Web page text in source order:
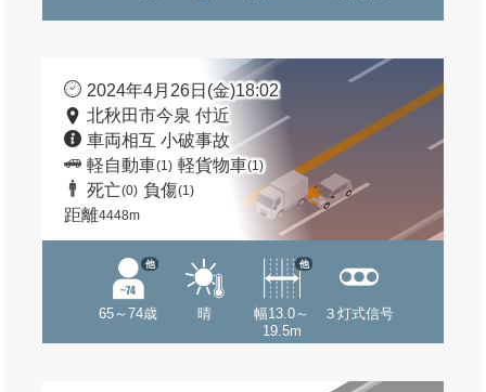
2024年4月26日(金)18:02
北秋田市今泉 付近
車両相互 小破事故
軽自動車(1) 軽貨物車(1)
死亡(0) 負傷(1)
距離4448m
65～74歳
他
晴
幅13.0～
19.5m
他
３灯式信号